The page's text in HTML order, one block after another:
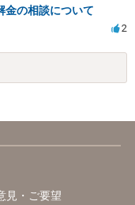
金の相談について
2
見・ご要望